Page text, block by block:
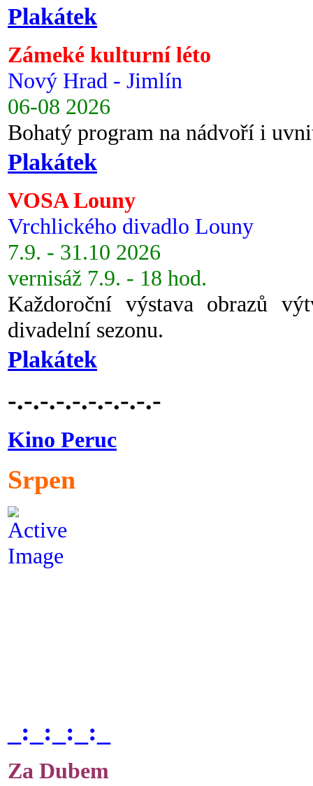
Plakátek
Zámeké kulturní léto
Nový Hrad - Jimlín
06-08 2026
Bohatý program na nádvoří i
Plakátek
VOSA Louny
Vrchlického divadlo Louny
7.9. - 31.10 2026
vernisáž 7.9. - 18 hod.
Každoroční výstava obrazů
divadelní sezonu.
Plakátek
-.-.-.-.-.-.-.-.-.-
Kino Peruc
Srpen
_:_:_:_:_
Za Dubem